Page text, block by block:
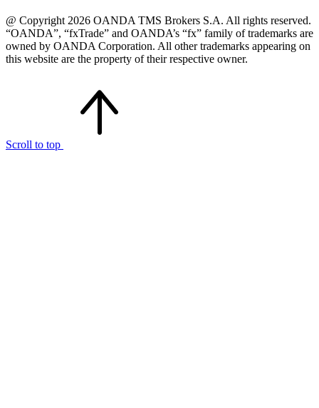
@ Copyright 2026 OANDA TMS Brokers S.A. All rights reserved.
“OANDA”, “fxTrade” and OANDA’s “fx” family of trademarks are
owned by OANDA Corporation. All other trademarks appearing on
this website are the property of their respective owner.
Scroll to top